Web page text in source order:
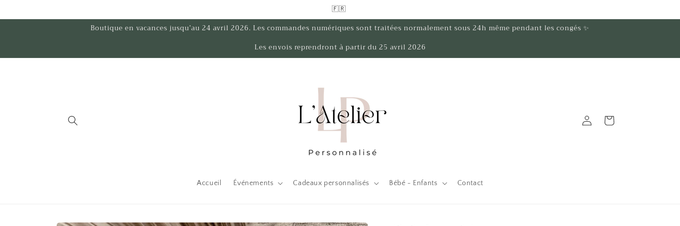
au
🇫🇷
Boutique en vacances jusqu’au 24 avril 2026. Les commandes numériques sont traitées normalement sous 24h même pendant les congés ✨
Les envois reprendront à partir du 25 avril 2026
Accueil Événements Cadeaux personnalisés Bébé - Enfants Contact
Connexion Panier